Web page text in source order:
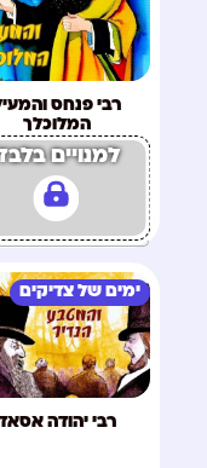
רבי פנחס
המלוכלך
למנויים
ימים של צדיקים
רבי יהודה